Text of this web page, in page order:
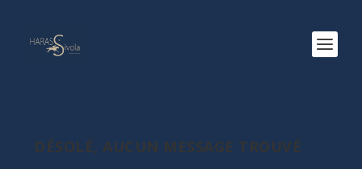
DÉSOLÉ, AUCUN MESSAGE TROUVÉ